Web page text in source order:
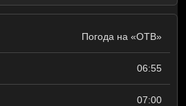
Погода на «ОТВ»
06:55
07:00